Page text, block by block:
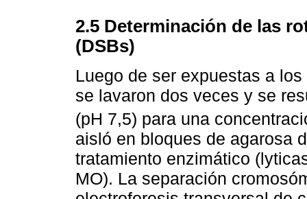
2.5 Determinación de las
(DSBs)
Luego de ser expuestas a
se lavaron dos veces y se
(pH 7,5) para una
aisló en bloques de agarosa
tratamiento enzimático
MO). La separación